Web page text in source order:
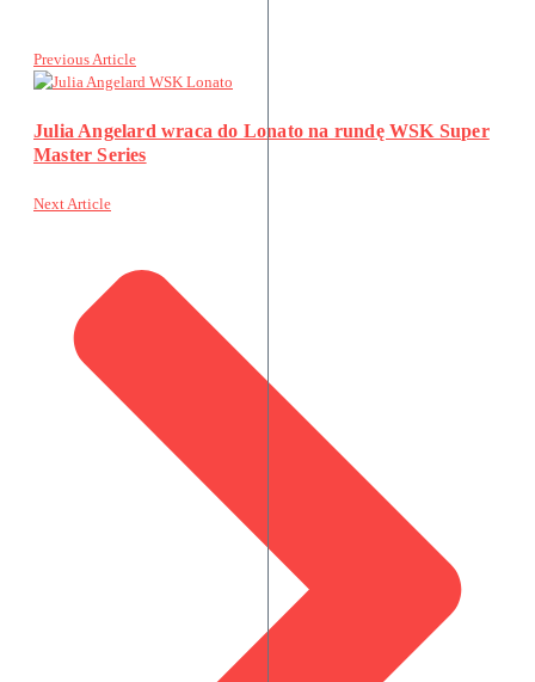
Previous Article
Julia Angelard wraca do Lonato na rundę WSK Super
Master Series
Next Article